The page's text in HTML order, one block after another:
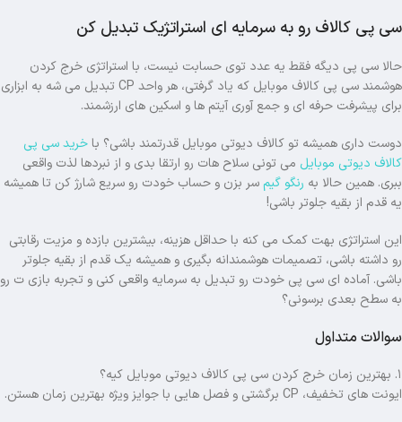
سی پی کالاف رو به سرمایه ای استراتژیک تبدیل کن
حالا سی پی دیگه فقط یه عدد توی حسابت نیست، با استراتژی خرج کردن
هوشمند سی پی کالاف موبایل که یاد گرفتی، هر واحد CP تبدیل می شه به ابزاری
برای پیشرفت حرفه ای و جمع آوری آیتم ها و اسکین های ارزشمند.
دوست داری همیشه تو کالاف دیوتی موبایل قدرتمند باشی؟ باخریدسی پی
کالاف دیوتی موبایل می تونی سلاح هات رو ارتقا بدی و از نبردها لذت واقعی
ببری. همین حالا به رنگو گیم سر بزن و حساب خودت رو سریع شارژ کن تا همیشه
یه قدم از بقیه جلوتر باشی!
این استراتژی بهت کمک می کنه با حداقل هزینه، بیشترین بازده و مزیت رقابتی
رو داشته باشی، تصمیمات هوشمندانه بگیری و همیشه یک قدم از بقیه جلوتر
باشی. آماده ای سی پی خودت رو تبدیل به سرمایه واقعی کنی و تجربه بازی ت رو
به سطح بعدی برسونی؟
سوالات متداول
۱. بهترین زمان خرج کردن سی پی کالاف دیوتی موبایل کیه؟
ایونت های تخفیف، CP برگشتی و فصل هایی با جوایز ویژه بهترین زمان هستن.